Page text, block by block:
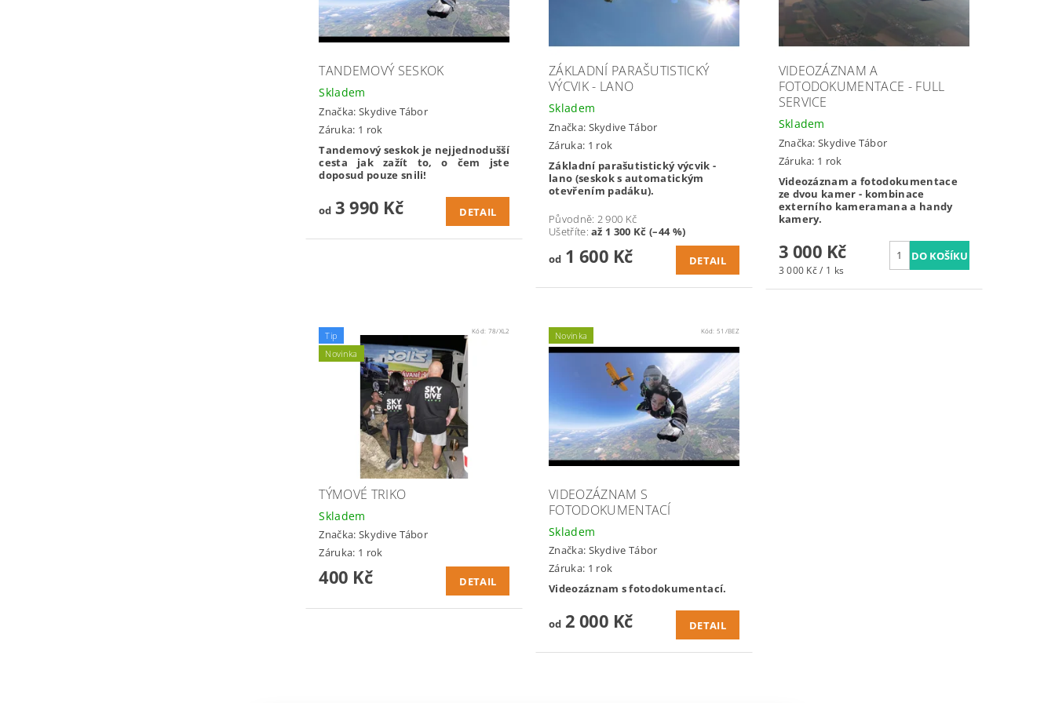
TANDEMOVÝ SESKOK
Skladem
Značka: Skydive Tábor
Záruka: 1 rok
Tandemový seskok je nejjednodušší
cesta jak zažít to, o čem jste
doposud pouze snili!
od3 990 Kč DETAIL
ZÁKLADNÍ PARAŠUTISTICKÝ
VÝCVIK - LANO
Skladem
Značka: Skydive Tábor
Záruka: 1 rok
Základní parašutistický výcvik -
lano (seskok s automatickým
otevřením padáku).
Původně: 2 900 Kč
Ušetříte:až 1 300 Kč (–44 %)
od1 600 Kč DETAIL
VIDEOZÁZNAM A
FOTODOKUMENTACE - FULL
SERVICE
Skladem
Značka:Skydive Tábor
Záruka: 1 rok
Videozáznam a fotodokumentace
ze dvou kamer - kombinace
externího kameramana a handy
kamery.
3 000 Kč
3 000 Kč / 1 ks
Tip
Novinka
Kód: 78/XL2
TÝMOVÉ TRIKO
Skladem
Značka: Skydive Tábor
Záruka: 1 rok
400 Kč DETAIL
Novinka Kód:51/BEZ
VIDEOZÁZNAM S
FOTODOKUMENTACÍ
Skladem
Značka: Skydive Tábor
Záruka: 1 rok
Videozáznam s fotodokumentací.
od2 000 Kč DETAIL